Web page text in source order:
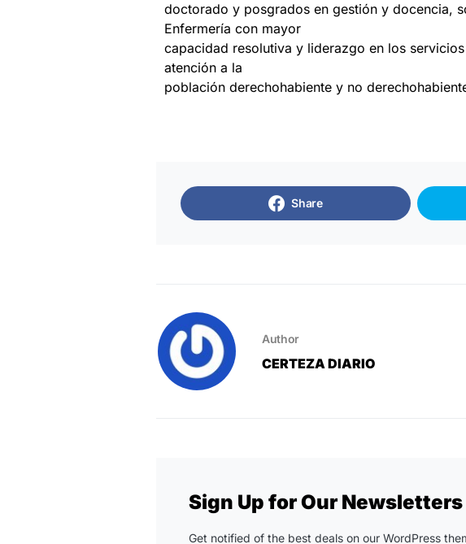
doctorado y posgrados en gestión y docencia,
Enfermería con mayor
capacidad resolutiva y liderazgo en los
atención a la
población derechohabiente y no
Share
Author
CERTEZA DIARIO
Sign Up for Our Newsletters
Get notified of the best deals on our WordPress